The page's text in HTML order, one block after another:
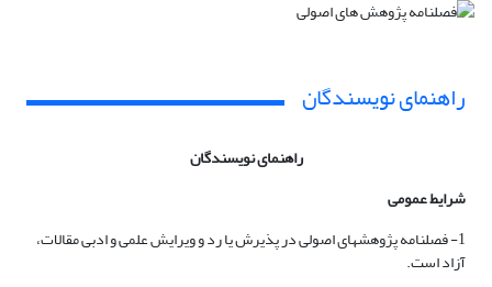
راهنمای نویسندگان
راهنمای نویسندگان
شرایط عمومی
1- فصلنامه پژوهشهای اصولی در پذیرش یا رد و ویرایش علمی و ادبی مقالات،
آزاد است.